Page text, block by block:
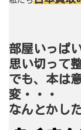
部屋いっぱ
思い切って
でも、本は
変・・・
なんとかし